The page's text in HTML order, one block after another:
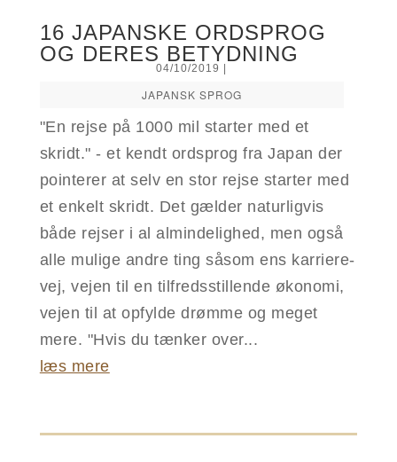
16 JAPANSKE ORDSPROG
OG DERES BETYDNING
04/10/2019
JAPANSK SPROG
"En rejse på 1000 mil starter med et
skridt." - et kendt ordsprog fra Japan der
pointerer at selv en stor rejse starter med
et enkelt skridt. Det gælder naturligvis
både rejser i al almindelighed, men også
alle mulige andre ting såsom ens karriere-
vej, vejen til en tilfredsstillende økonomi,
vejen til at opfylde drømme og meget
mere. "Hvis du tænker over...
læs mere